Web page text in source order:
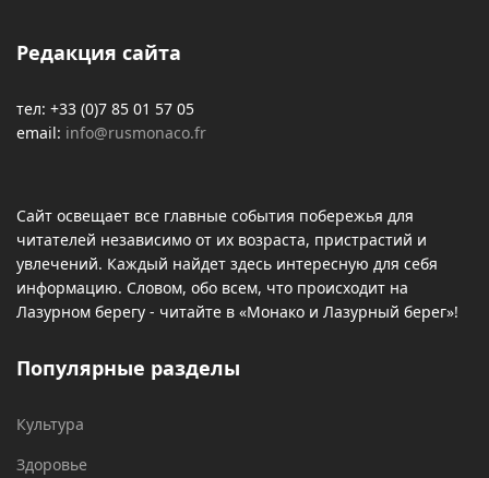
Редакция сайта
тел: +33 (0)7 85 01 57 05
email: info@rusmonaco.fr
Сайт освещает все главные события побережья для
читателей независимо от их возраста, пристрастий и
увлечений. Каждый найдет здесь интересную для себя
информацию. Словом, обо всем, что происходит на
Лазурном берегу - читайте в «Монако и Лазурный берег»!
Популярные разделы
Культура
Здоровье